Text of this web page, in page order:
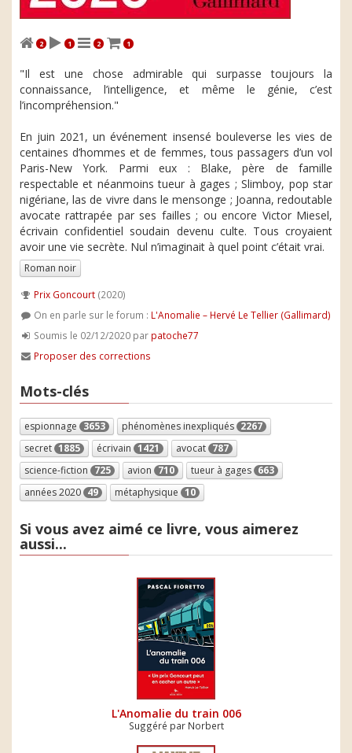
2 1 2 1
"Il est une chose admirable qui surpasse toujours la
connaissance, l’intelligence, et même le génie, c’est
l’incompréhension."
En juin 2021, un événement insensé bouleverse les vies de
centaines d’hommes et de femmes, tous passagers d’un vol
Paris-New York. Parmi eux : Blake, père de famille
respectable et néanmoins tueur à gages ; Slimboy, pop star
nigériane, las de vivre dans le mensonge ; Joanna, redoutable
avocate rattrapée par ses failles ; ou encore Victor Miesel,
écrivain confidentiel soudain devenu culte. Tous croyaient
avoir une vie secrète. Nul n’imaginait à quel point c’était vrai.
Roman noir
Prix Goncourt (2020)
On en parle sur le forum : L'Anomalie – Hervé Le Tellier (Gallimard)
Soumis le 02/12/2020 par patoche77
Proposer des corrections
Mots-clés
espionnage 3653 phénomènes inexpliqués 2267
secret 1885 écrivain 1421 avocat 787
science-fiction 725 avion 710 tueur à gages 663
années 2020 49 métaphysique 10
Si vous avez aimé ce livre, vous aimerez
aussi...
L'Anomalie du train 006
Suggéré par Norbert